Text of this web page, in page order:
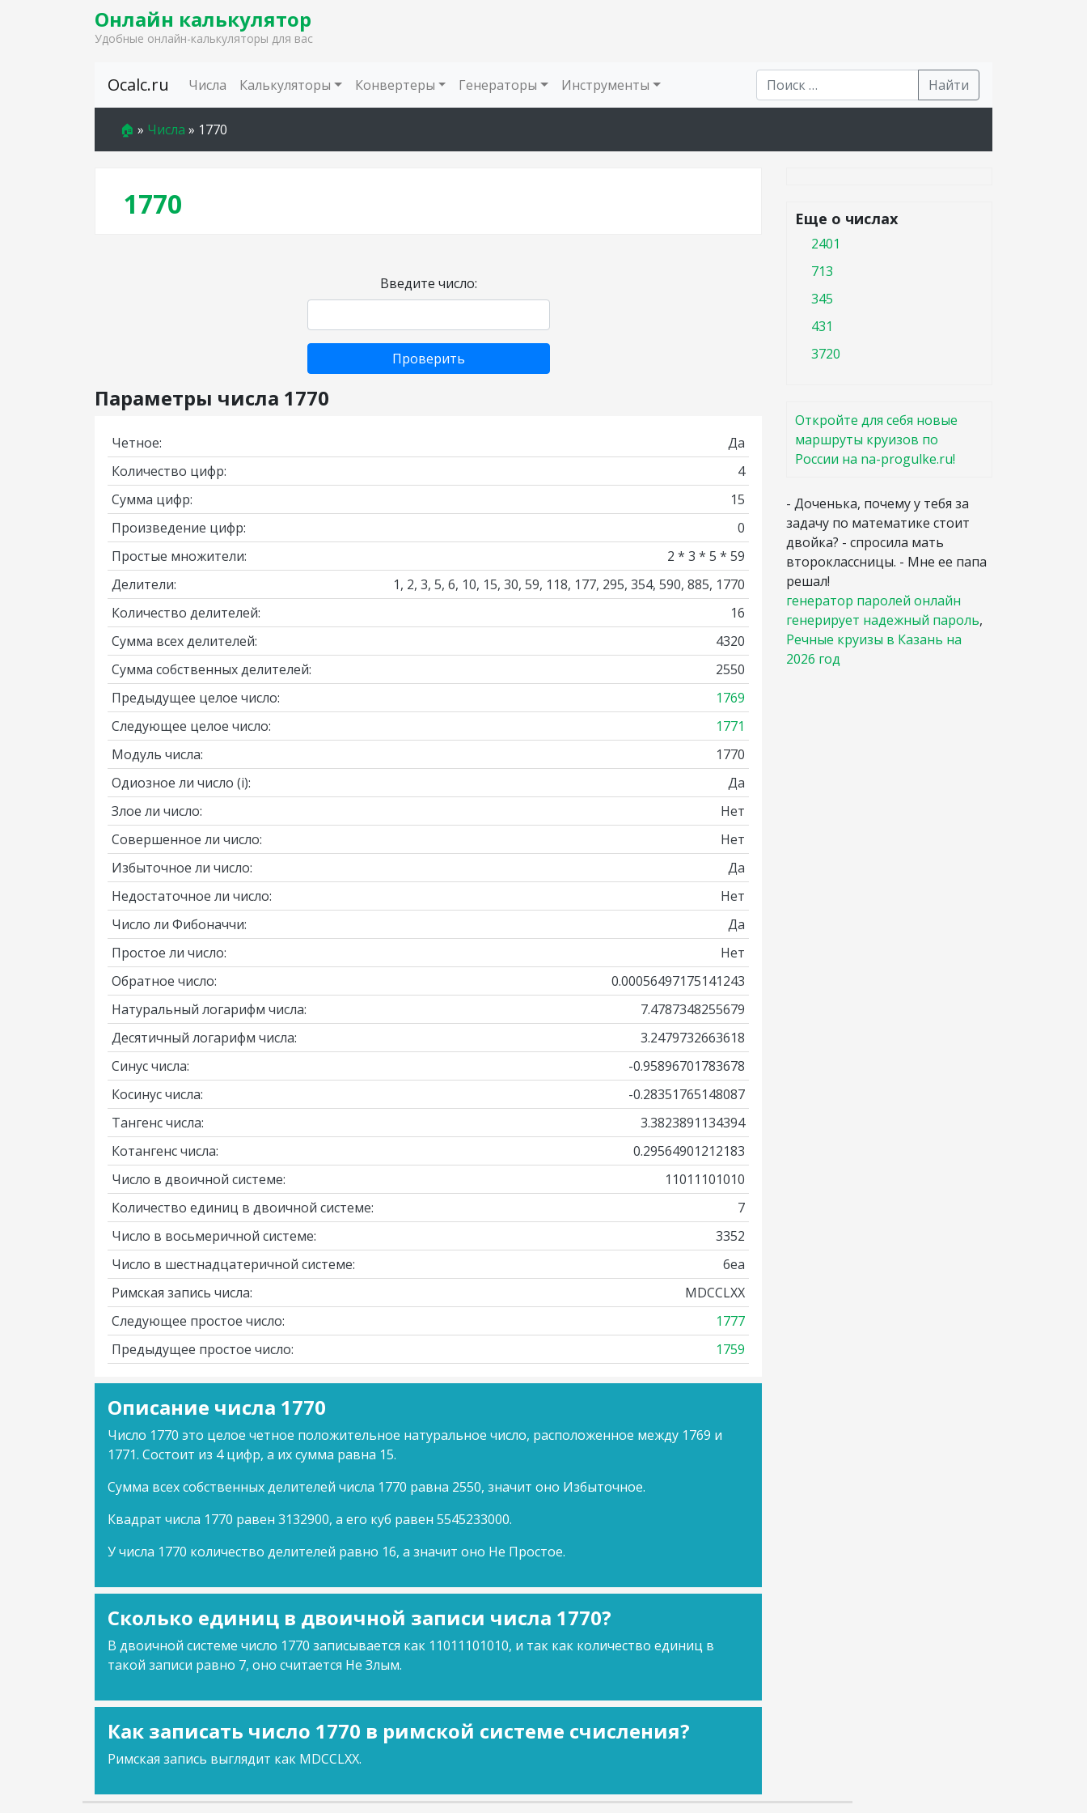
Онлайн калькулятор
Удобные онлайн-калькуляторы для вас
Ocalc.ru Числа Калькуляторы Конвертеры Генераторы Инструменты Найти
🏠 » Числа » 1770
1770
Введите число:
Проверить
Параметры числа 1770
Четное:
Да
Количество цифр:
4
Сумма цифр:
15
Произведение цифр:
0
Простые множители:
2 * 3 * 5 * 59
Делители:
1, 2, 3, 5, 6, 10, 15, 30, 59, 118, 177, 295, 354, 590, 885, 1770
Количество делителей:
16
Сумма всех делителей:
4320
Сумма собственных делителей:
2550
Предыдущее целое число:
1769
Следующее целое число:
1771
Модуль числа:
1770
Одиозное ли число (i):
Да
Злое ли число:
Нет
Совершенное ли число:
Нет
Избыточное ли число:
Да
Недостаточное ли число:
Нет
Число ли Фибоначчи:
Да
Простое ли число:
Нет
Обратное число:
0.00056497175141243
Натуральный логарифм числа:
7.4787348255679
Десятичный логарифм числа:
3.2479732663618
Синус числа:
-0.95896701783678
Косинус числа:
-0.28351765148087
Тангенс числа:
3.3823891134394
Котангенс числа:
0.29564901212183
Число в двоичной системе:
11011101010
Количество единиц в двоичной системе:
7
Число в восьмеричной системе:
3352
Число в шестнадцатеричной системе:
6ea
Римская запись числа:
MDCCLXX
Следующее простое число:
1777
Предыдущее простое число:
1759
Описание числа 1770
Число 1770 это целое четное положительное натуральное число, расположенное между 1769 и
1771. Состоит из 4 цифр, а их сумма равна 15.
Сумма всех собственных делителей числа 1770 равна 2550, значит оно Избыточное.
Квадрат числа 1770 равен 3132900, а его куб равен 5545233000.
У числа 1770 количество делителей равно 16, а значит оно Не Простое.
Сколько единиц в двоичной записи числа 1770?
В двоичной системе число 1770 записывается как 11011101010, и так как количество единиц в
такой записи равно 7, оно считается Не Злым.
Как записать число 1770 в римской системе счисления?
Римская запись выглядит как MDCCLXX.
Еще о числах
2401
713
345
431
3720
Откройте для себя новые
маршруты круизов по
России на na-progulke.ru!
- Доченька, почему у тебя за
задачу по математике стоит
двойка? - спросила мать
второклассницы. - Мне ее папа
решал!
генератор паролей онлайн
генерирует надежный пароль,
Речные круизы в Казань на
2026 год